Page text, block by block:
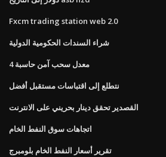
Fxcm trading station web 2.0
شراء السندات الحكومية الدولية
4 معدل سحب آمن حاسبة
نتطلع إلى اقتباسات مستقبل أفضل
القصدير تحقق دينار بحريني على الانترنت
اتجاهات سوق النفط الخام
تقرير أسعار النفط الخام بلومبرج